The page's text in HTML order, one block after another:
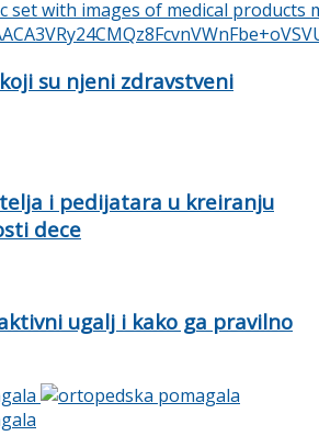
su njeni zdravstveni
i pedijatara u kreiranju
dece
ugalj i kako ga pravilno